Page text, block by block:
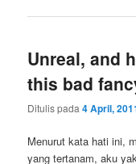
Unreal, and
this bad
Ditulis pada4 April,
Menurut kata hati ini,
yang tertanam, aku